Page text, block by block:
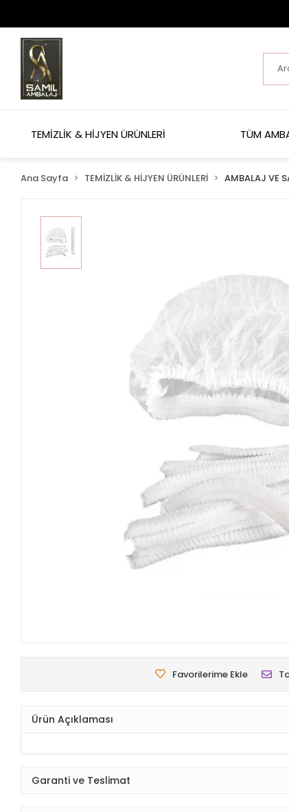
TEMİZLİK & HİJYEN ÜRÜNLERİ TÜM
Ana Sayfa TEMİZLİK & HİJYEN ÜRÜNLERİ AMBALAJ VE
Favorilerime Ekle
Ürün Açıklaması
Garanti ve Teslimat